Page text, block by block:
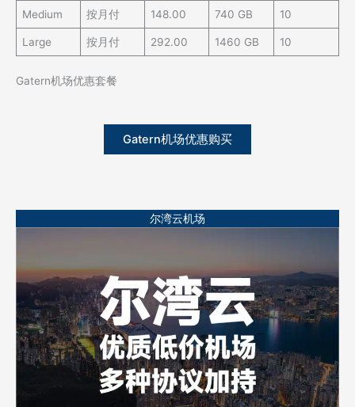
Medium 按月付 148.00 740 GB 10
Large 按月付 292.00 1460 GB 10
Gatern机场优惠套餐
Gatern机场优惠购买
尔湾云机场